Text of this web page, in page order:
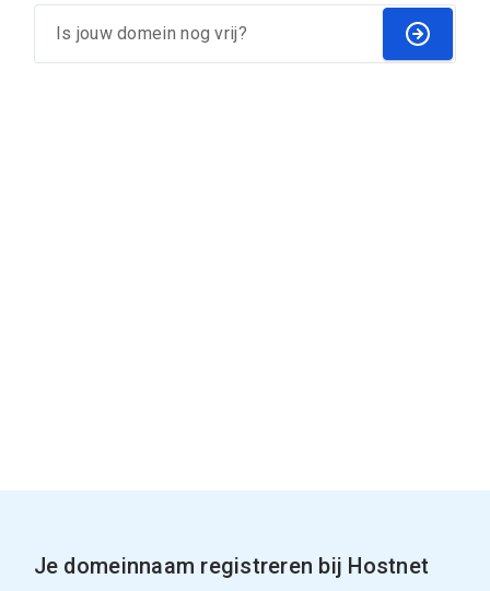
Je domeinnaam registreren bij Hostnet